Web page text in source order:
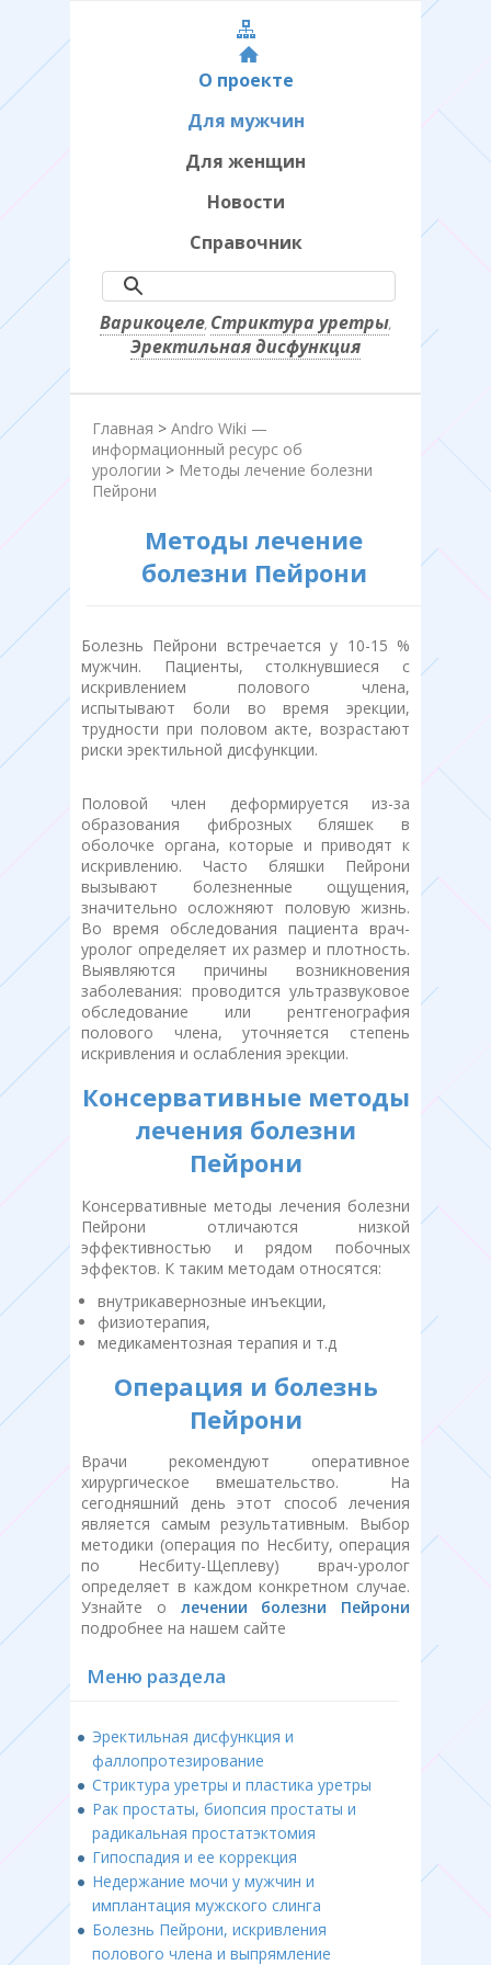
О проекте
Для мужчин
Для женщин
Новости
Справочник
Варикоцеле, Стриктура уретры,
Эректильная дисфункция
Главная > Andro Wiki —
информационный ресурс об
урологии > Методы лечение болезни
Пейрони
Методы лечение
болезни Пейрони
Болезнь Пейрони встречается у 10-15 %
мужчин. Пациенты, столкнувшиеся с
искривлением полового члена,
испытывают боли во время эрекции,
трудности при половом акте, возрастают
риски эректильной дисфункции.
Половой член деформируется из-за
образования фиброзных бляшек в
оболочке органа, которые и приводят к
искривлению. Часто бляшки Пейрони
вызывают болезненные ощущения,
значительно осложняют половую жизнь.
Во время обследования пациента врач-
уролог определяет их размер и плотность.
Выявляются причины возникновения
заболевания: проводится ультразвуковое
обследование или рентгенография
полового члена, уточняется степень
искривления и ослабления эрекции.
Консервативные методы
лечения болезни
Пейрони
Консервативные методы лечения болезни
Пейрони отличаются низкой
эффективностью и рядом побочных
эффектов. К таким методам относятся:
внутрикавернозные инъекции,
физиотерапия,
медикаментозная терапия и т.д
Операция и болезнь
Пейрони
Врачи рекомендуют оперативное
хирургическое вмешательство. На
сегодняшний день этот способ лечения
является самым результативным. Выбор
методики (операция по Несбиту, операция
по Несбиту-Щеплеву) врач-уролог
определяет в каждом конкретном случае.
Узнайте о лечении болезни Пейрони
подробнее на нашем сайте
Меню раздела
Эректильная дисфункция и
фаллопротезирование
Стриктура уретры и пластика уретры
Рак простаты, биопсия простаты и
радикальная простатэктомия
Гипоспадия и ее коррекция
Недержание мочи у мужчин и
имплантация мужского слинга
Болезнь Пейрони, искривления
полового члена и выпрямление